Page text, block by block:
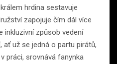
hrdina sestavuje
zapojuje čím dál více
inkluzivní způsob vedení
ať už se jedná o partu pirátů,
práci, srovnává fanynka